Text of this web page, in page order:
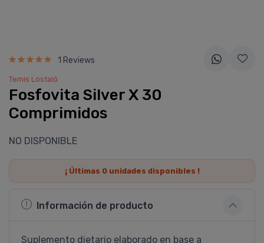
1 Reviews
Temis Lostaló
Fosfovita Silver X 30
Comprimidos
NO DISPONIBLE
¡ Últimas 0unidades disponibles !
Información de producto
Suplemento dietario elaborado en base a